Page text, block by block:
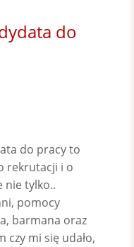
do
do pracy to
rekrutacji i o
nie tylko..
pomocy
barmana oraz
czy mi się udało,